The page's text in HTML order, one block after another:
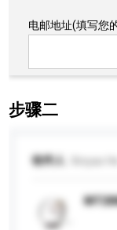
电邮地址(填写您
步骤二
收件人